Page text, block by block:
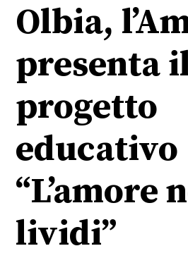
Olbia,
presenta
progetto
educativo
“L’amore
lividi”